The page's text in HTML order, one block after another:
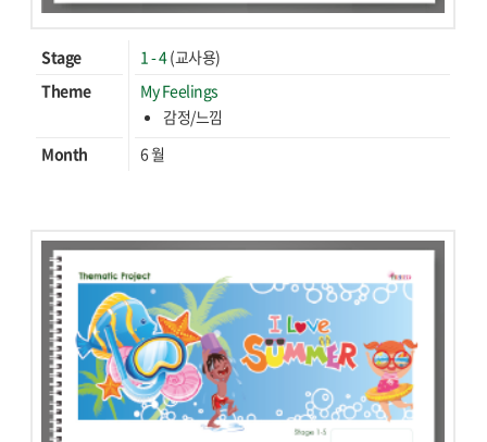
Stage 1 - 4(교사용)
Theme
My Feelings
감정/느낌
Month
6 월